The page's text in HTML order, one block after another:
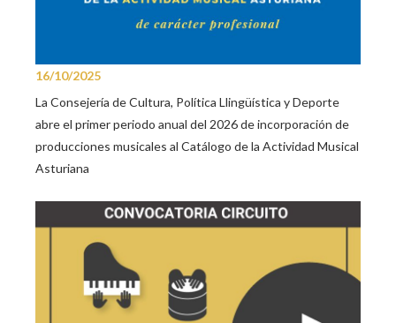
16/10/2025
La Consejería de Cultura, Política Llingüística y Deporte
abre el primer periodo anual del 2026 de incorporación de
producciones musicales al Catálogo de la Actividad Musical
Asturiana